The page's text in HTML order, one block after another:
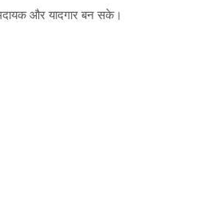
और यादगार बन सके।